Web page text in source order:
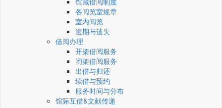
各阅览室规章
室内阅览
逾期与遗失
借阅办理
开架借阅服务
闭架借阅服务
出借与归还
续借与预约
服务时间与分布
馆际互借&文献传递